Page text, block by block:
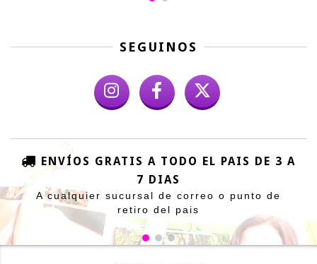
SEGUINOS
ENVÍOS GRATIS A TODO EL PAIS DE 3 A
7 DIAS
A cualquier sucursal de correo o punto de
retiro del pais